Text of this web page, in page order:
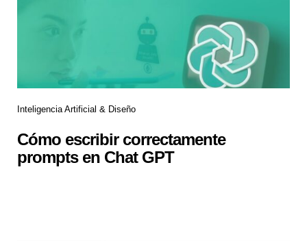
Inteligencia Artificial & Diseño
Cómo escribir correctamente
prompts en Chat GPT